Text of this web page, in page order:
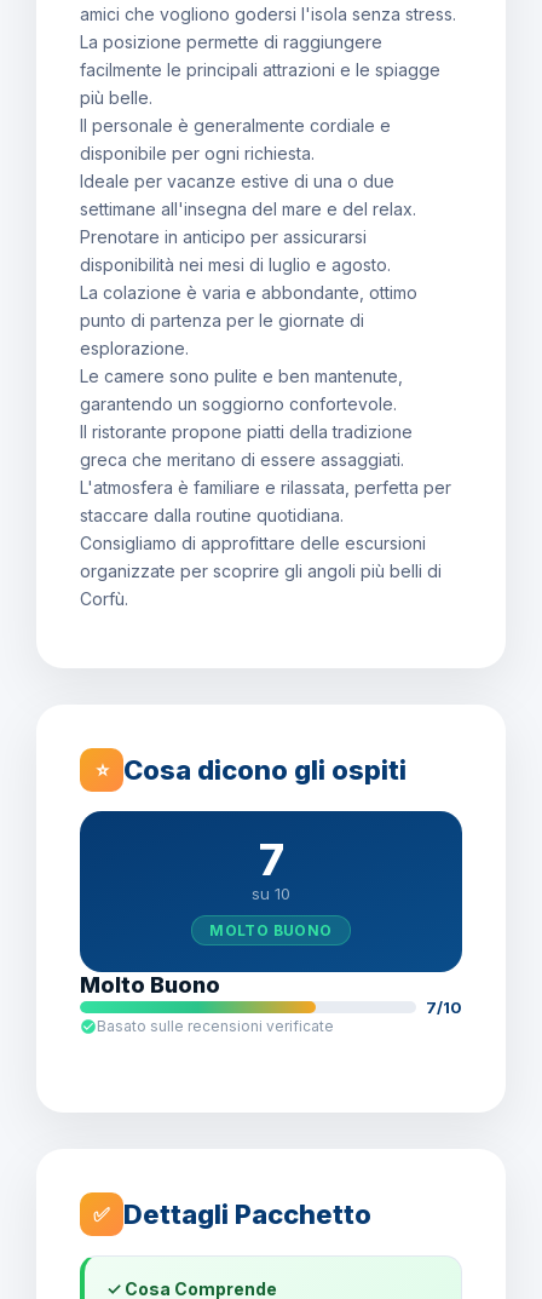
amici che vogliono godersi l'isola senza stress.
La posizione permette di raggiungere
facilmente le principali attrazioni e le spiagge
più belle.
Il personale è generalmente cordiale e
disponibile per ogni richiesta.
Ideale per vacanze estive di una o due
settimane all'insegna del mare e del relax.
Prenotare in anticipo per assicurarsi
disponibilità nei mesi di luglio e agosto.
La colazione è varia e abbondante, ottimo
punto di partenza per le giornate di
esplorazione.
Le camere sono pulite e ben mantenute,
garantendo un soggiorno confortevole.
Il ristorante propone piatti della tradizione
greca che meritano di essere assaggiati.
L'atmosfera è familiare e rilassata, perfetta per
staccare dalla routine quotidiana.
Consigliamo di approfittare delle escursioni
organizzate per scoprire gli angoli più belli di
Corfù.
⭐ Cosa dicono gli ospiti
7
su 10
MOLTO BUONO
Molto Buono
7/10
Basato sulle recensioni verificate
✅ Dettagli Pacchetto
✓ Cosa Comprende